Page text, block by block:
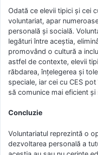
Odată ce elevii tipici și cei
voluntariat, apar
personală și socială.
legături între aceștia,
promovând o cultură a
astfel de contexte, elevii
răbdarea, înțelegerea și
speciale, iar cei cu CES
să comunice mai eficient
Concluzie
Voluntariatul reprezintă o
dezvoltarea personală a